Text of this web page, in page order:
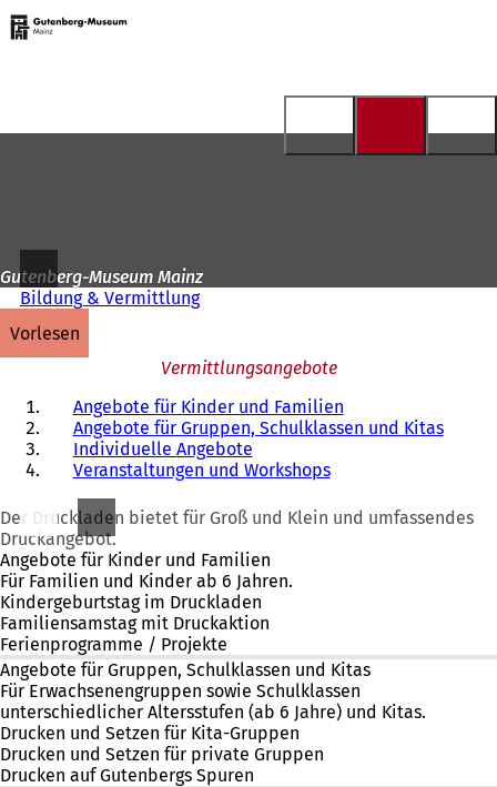
Inhalt anspringen
Zur
Startseite
Gutenberg-Museum Mainz
Bildung & Vermittlung
vorlesen
Vermittlungsangebote
Angebote für Kinder und Familien
Angebote für Gruppen, Schulklassen und Kitas
Individuelle Angebote
Veranstaltungen und Workshops
Der Druckladen bietet für Groß und Klein und umfassendes
Druckangebot.
Angebote für Kinder und Familien
Für Familien und Kinder ab 6 Jahren.
Kindergeburtstag im Druckladen
Familiensamstag mit Druckaktion
Ferienprogramme / Projekte
Angebote für Gruppen, Schulklassen und Kitas
Für Erwachsenengruppen sowie Schulklassen
unterschiedlicher Altersstufen (ab 6 Jahre) und Kitas.
Drucken und Setzen für Kita-Gruppen
Drucken und Setzen für private Gruppen
Drucken auf Gutenbergs Spuren